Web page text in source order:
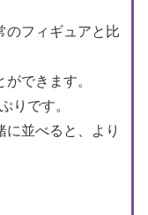
のフィギュアと比
できます。
りです。
に並べると、より